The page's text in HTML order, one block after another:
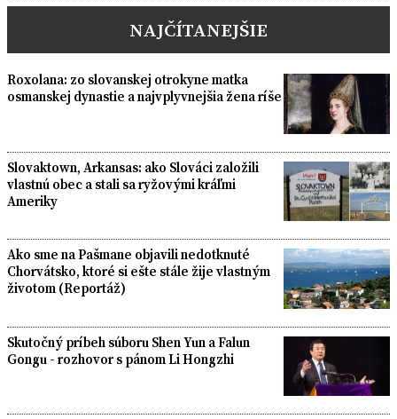
NAJČÍTANEJŠIE
Roxolana: zo slovanskej otrokyne matka
osmanskej dynastie a najvplyvnejšia žena ríše
Slovaktown, Arkansas: ako Slováci založili
vlastnú obec a stali sa ryžovými kráľmi
Ameriky
Ako sme na Pašmane objavili nedotknuté
Chorvátsko, ktoré si ešte stále žije vlastným
životom (Reportáž)
Skutočný príbeh súboru Shen Yun a Falun
Gongu - rozhovor s pánom Li Hongzhi